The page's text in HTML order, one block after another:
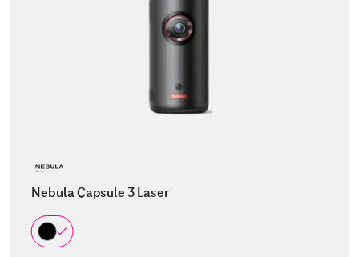
Nebula Capsule 3 Laser